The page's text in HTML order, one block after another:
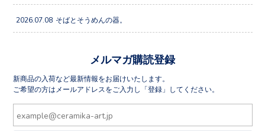
2026.07.08 そばとそうめんの器。
メルマガ購読登録
新商品の入荷など最新情報をお届けいたします。
ご希望の方はメールアドレスをご入力し「登録」してください。